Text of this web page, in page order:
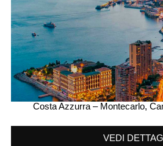
Costa Azzurra – Montecarlo,
VEDI